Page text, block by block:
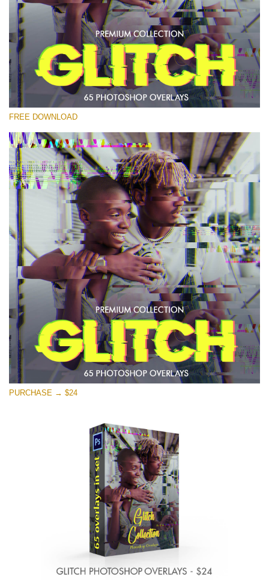
Por favor selecione
Free PNG Overlay #12
Small 800*533px
Glitch Effect
(65 Overlays)
4 Seasons (411 Overlays)
Large 6000*4000px
Entire Collection
(1783 Overlays)
Large 6000*4000px
Download Grátis
FREE DOWNLOAD
PURCHASE → $24